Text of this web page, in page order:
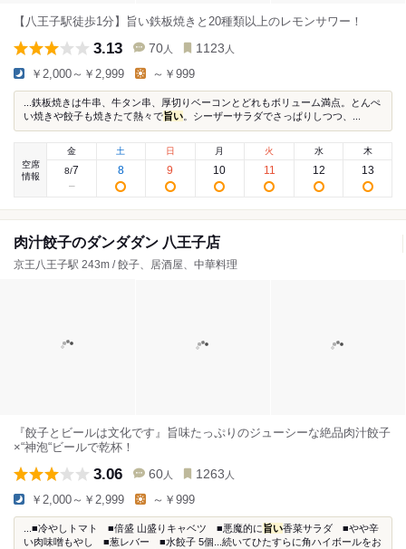
【八王子駅徒歩1分】旨い鉄板焼きと20種類以上のレモンサワー！
3.13 70 人 1123 人
￥2,000～￥2,999 ～￥999
...鉄板焼きは牛串、牛タン串、厚切りベーコンとどれもボリューム満点。とんぺ
い焼きや餃子も焼きたて熱々で旨い 。シーザーサラダでさっぱりしつつ、...
空席
情報
金
8/7
土
8
日
9
月
10
火
11
水
12
木
13
肉汁餃子のダンダダン 八王子店
京王八王子駅 243m / 餃子、居酒屋、中華料理
『餃子とビールは文化です』旨味たっぷりのジューシーな絶品肉汁餃子
×“神泡“ビールで乾杯！
3.06 60 人 1263 人
￥2,000～￥2,999 ～￥999
...■冷やしトマト ■倍盛 山盛りキャベツ ■悪魔的に旨い香菜サラダ ■やや辛
い肉味噌もやし ■葱レバー ■水餃子 5個...続いてひたすらに角ハイボールをお